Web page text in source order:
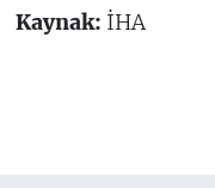
Kaynak: İHA